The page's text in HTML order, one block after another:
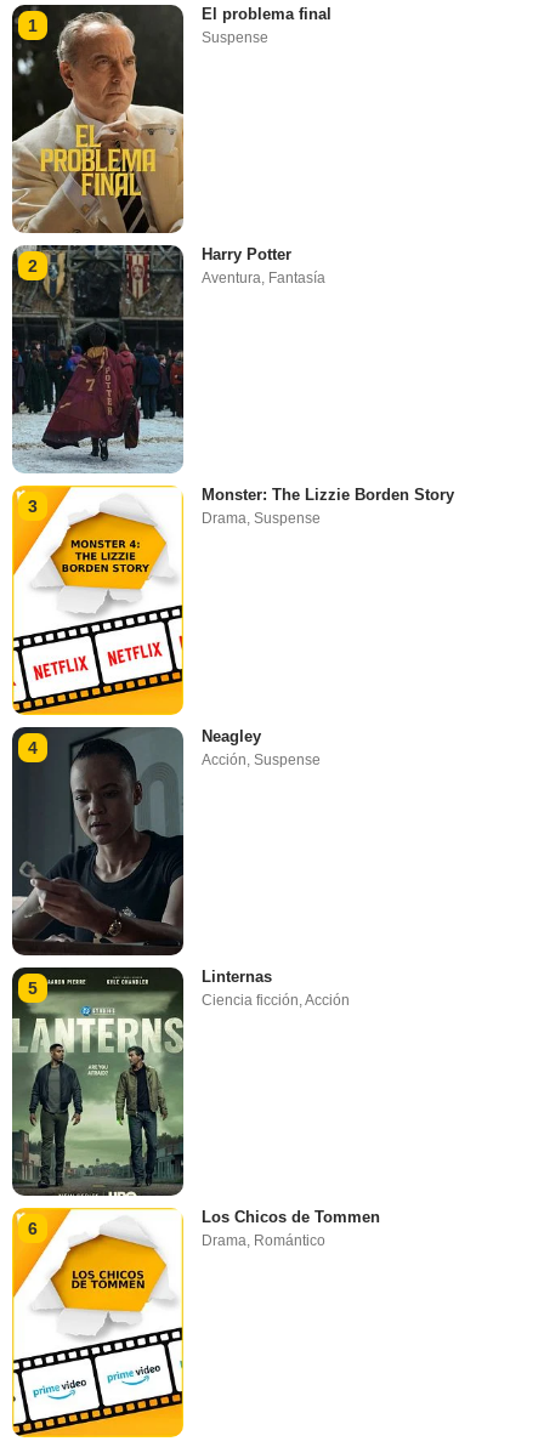
1
El problema final
Suspense
2
Harry Potter
Aventura, Fantasía
3
Monster: The Lizzie Borden Story
Drama,Suspense
4
Neagley
Acción ,Suspense
5
Linternas
Ciencia ficción,Acción
6
Los Chicos de Tommen
Drama, Romántico